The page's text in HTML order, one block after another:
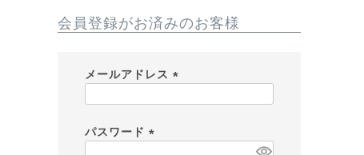
会員登録がお済みのお客様
メールアドレス
)
パスワード